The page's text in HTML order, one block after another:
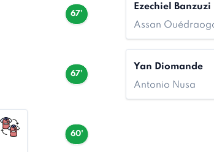
67'
Ezechiel Banzuzi
Assan
67'
Yan Diomande
Antonio Nusa
60'